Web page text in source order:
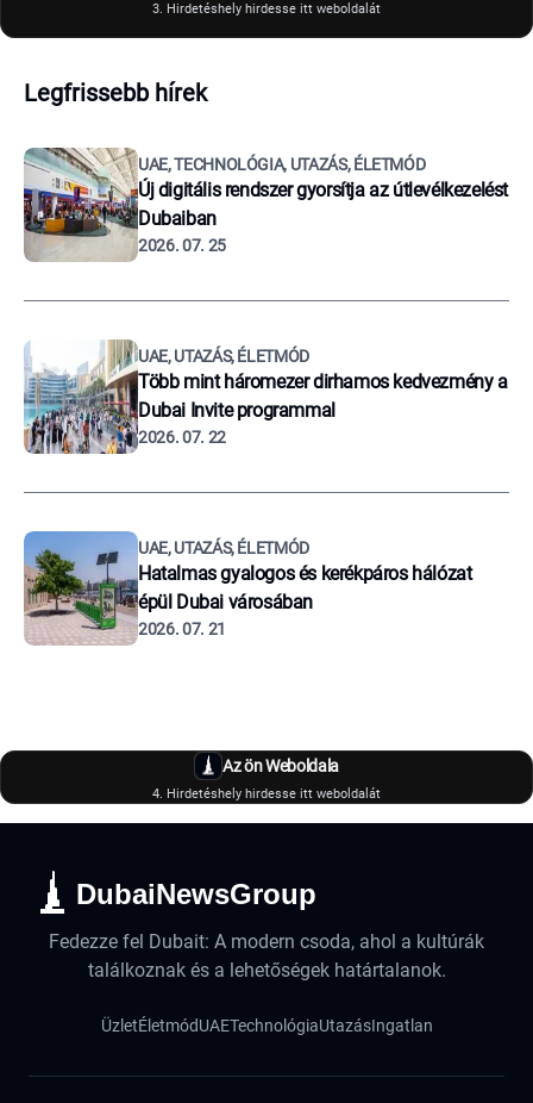
3. Hirdetéshely hirdesse itt weboldalát
Legfrissebb hírek
UAE, TECHNOLÓGIA, UTAZÁS, ÉLETMÓD
Új digitális rendszer gyorsítja az útlevélkezelést
Dubaiban
2026. 07. 25
UAE, UTAZÁS, ÉLETMÓD
Több mint háromezer dirhamos kedvezmény a
Dubai Invite programmal
2026. 07. 22
UAE, UTAZÁS, ÉLETMÓD
Hatalmas gyalogos és kerékpáros hálózat
épül Dubai városában
2026. 07. 21
Az ön Weboldala
4. Hirdetéshely hirdesse itt weboldalát
DubaiNewsGroup
Fedezze fel Dubait: A modern csoda, ahol a kultúrák
találkoznak és a lehetőségek határtalanok.
ÜzletÉletmódUAETechnológiaUtazásIngatlan